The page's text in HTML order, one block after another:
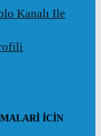
Kanalı Ile
İCIN